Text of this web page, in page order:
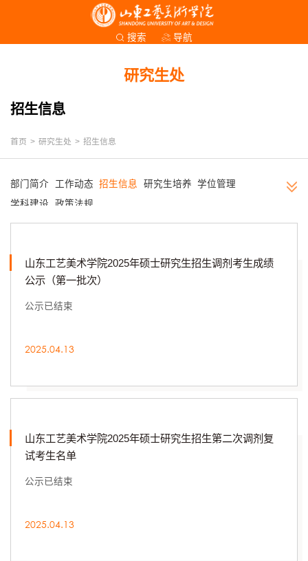
搜索 导航
研究生处
招生信息
首页 > 研究生处 > 招生信息
部门简介 工作动态 招生信息 研究生培养 学位管理
学科建设
政策法规
山东工艺美术学院2025年硕士研究生招生调剂考生成绩
公示（第一批次）
公示已结束
2025.04.13
山东工艺美术学院2025年硕士研究生招生第二次调剂复
试考生名单
公示已结束
2025.04.13